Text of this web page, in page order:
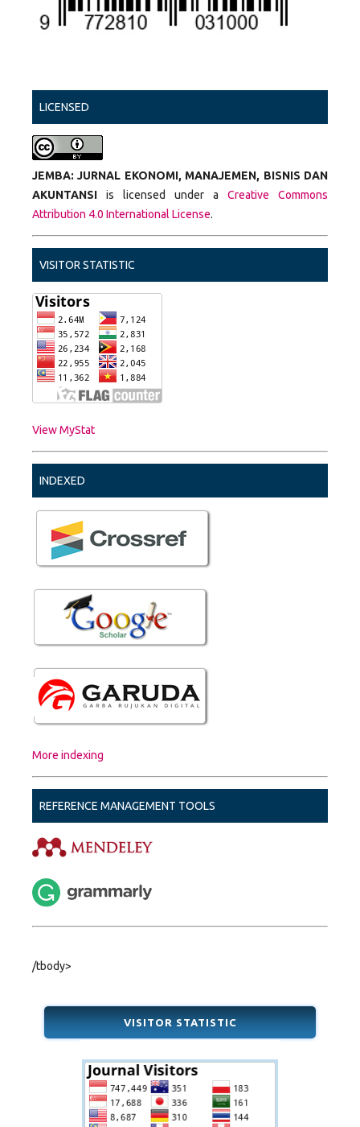
LICENSED
JEMBA: JURNAL EKONOMI, MANAJEMEN, BISNIS DAN
AKUNTANSIis licensed under aCreative Commons
Attribution 4.0 International License.
VISITOR STATISTIC
View MyStat
INDEXED
More indexing
REFERENCE MANAGEMENT TOOLS
/tbody>
VISITOR STATISTIC